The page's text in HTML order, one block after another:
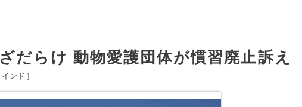
だらけ 動物愛護団体が慣習廃止訴え
インド ]